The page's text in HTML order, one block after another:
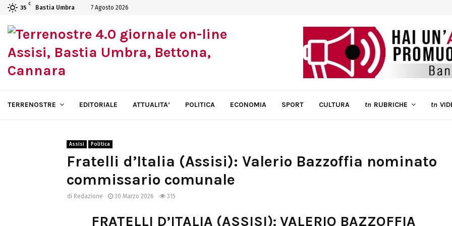
35
C
Bastia Umbra 7 Agosto 2026
TERRENOSTRE EDITORIALE ATTUALITA’ POLITICA ECONOMIA SPORT CULTURA tn RUBRICHE tn
Assisi Politica
Fratelli d’Italia (Assisi): Valerio Bazzoffia nominato
commissario comunale
di Redazione 30 Marzo 2026 315
FRATELLI D’ITALIA (ASSISI): VALERIO BAZZOFFIA